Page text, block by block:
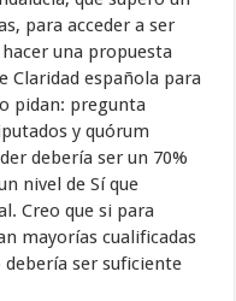
para acceder a ser
una propuesta
Claridad española para
pidan: pregunta
y quórum
debería ser un 70%
nivel de Sí que
Creo que si para
mayorías cualificadas
ser suficiente